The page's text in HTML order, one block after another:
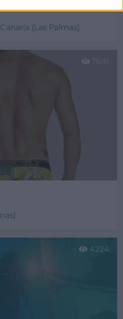
(Las Palmas)
4224